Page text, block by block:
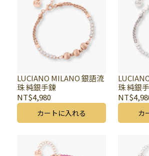
LUCIANO MILANO 銀語流
珠 純銀手鍊
NT$4,980
カートに入れる
珠 純銀
カ